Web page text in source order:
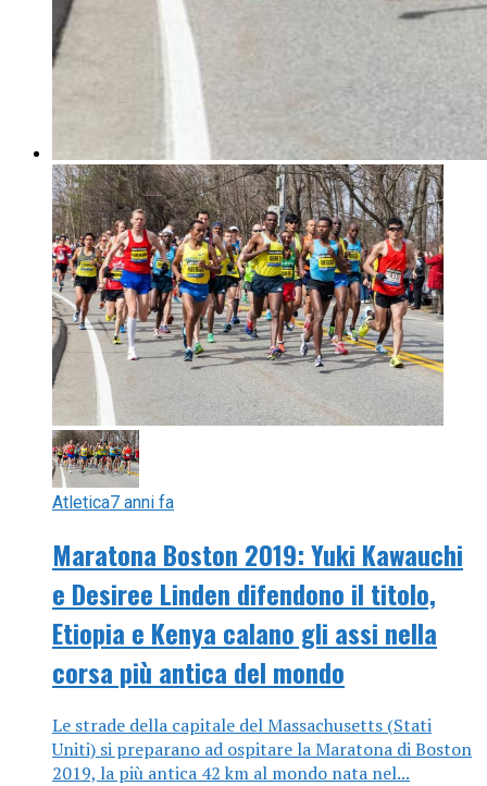
Atletica7 anni fa
Maratona Boston 2019: Yuki Kawauchi
e Desiree Linden difendono il titolo,
Etiopia e Kenya calano gli assi nella
corsa più antica del mondo
Le strade della capitale del Massachusetts (Stati
Uniti) si preparano ad ospitare la Maratona di Boston
2019, la più antica 42 km al mondo nata nel...